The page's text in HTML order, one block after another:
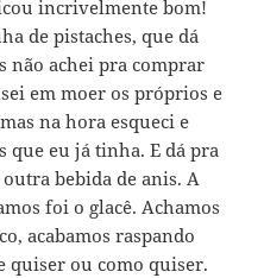
incrivelmente bom!
de pistaches, que dá
não achei pra comprar
em moer os próprios e
na hora esqueci e
que eu já tinha. E dá pra
bebida de anis. A
foi o glacê. Achamos
acabamos raspando
quiser ou como quiser.